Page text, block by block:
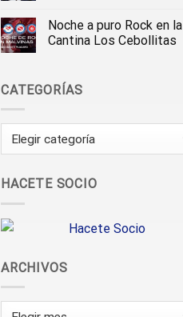
Noche a puro Rock en la
Cantina Los Cebollitas
CATEGORÍAS
Categorías
HACETE SOCIO
ARCHIVOS
Archivos